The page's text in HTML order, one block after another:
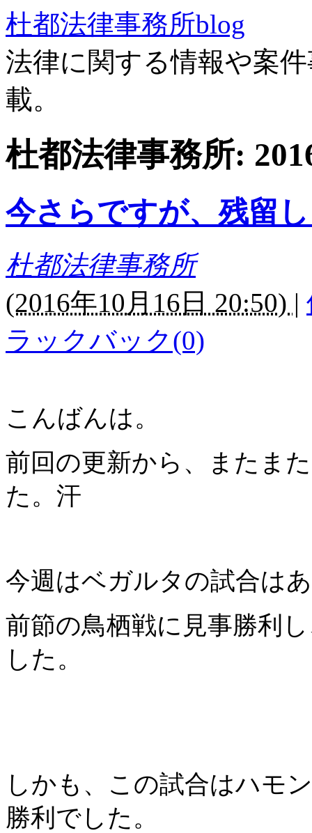
杜都法律事務所blog
法律に関する情報や案
載。
杜都法律事務所:
今さらですが、残留
杜都法律事務所
(2016年10月16日 20:50) |
ラックバック(0)
こんばんは。
前回の更新から、またま
た。汗
今週はベガルタの試合は
前節の鳥栖戦に見事勝利
した。
しかも、この試合はハモ
勝利でした。